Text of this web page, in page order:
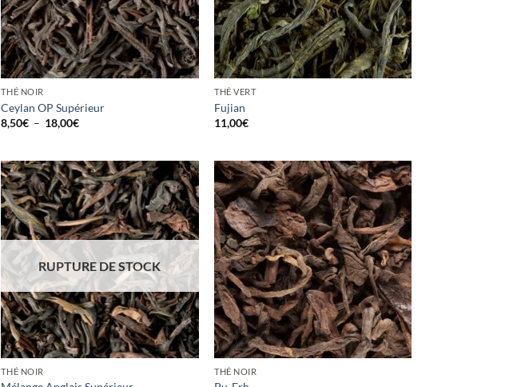
THÉ NOIR
Ceylan OP Supérieur
8,50€ – 18,00€Plage
à
18,00€
THÉ VERT
Fujian
11,00€
Ajouter
à la
wishlist
RUPTURE DE STOCK
THÉ NOIR
Ajouter
wishlist
THÉ NOIR